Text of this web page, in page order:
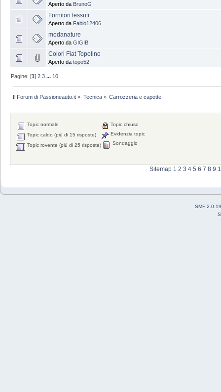
Aperto da BrunoG
Fornitori tessuti
Aperto da Fabio12406
modanature
Aperto da GIGIB
Colori Fiat Topolino
Aperto da topo52
Pagine: [1]2 3 ... 10
Il Forum di Passioneauto.it » Tecnica» Carrozzeria e capotte
Topic normale
Topic caldo (più di 15 risposte)
Topic rovente (più di 25 risposte)
Topic chiuso
Evidenzia topic
Sondaggio
Sitemap 1 2 3 4 5 6 7 8 9
SMF 2.0.19